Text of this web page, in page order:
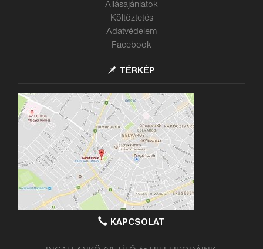
Állásajánlatok
Költöztetés
Adatvédelem
Facebook
TÉRKÉP
KAPCSOLAT